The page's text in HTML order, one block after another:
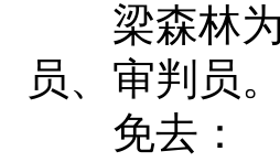
梁森林为
员、审判员
免去：